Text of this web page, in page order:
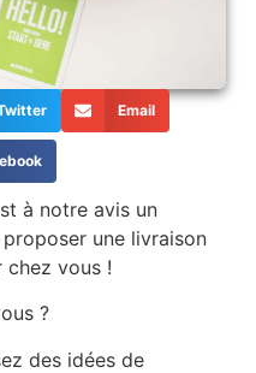
Email
à notre avis un
une livraison
chez vous !
?
des idées de